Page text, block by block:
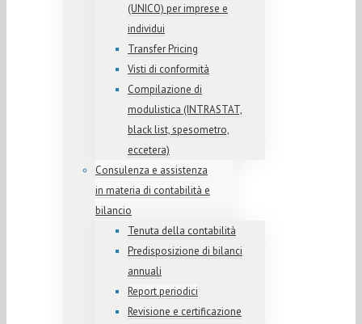
(UNICO) per imprese e
individui
Transfer Pricing
Visti di conformità
Compilazione di
modulistica (INTRASTAT,
black list, spesometro,
eccetera)
Consulenza e assistenza
in materia di contabilità e
bilancio
Tenuta della contabilità
Predisposizione di bilanci
annuali
Report periodici
Revisione e certificazione